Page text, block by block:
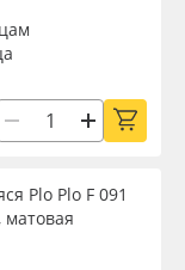
Plo Plo F 091
матовая